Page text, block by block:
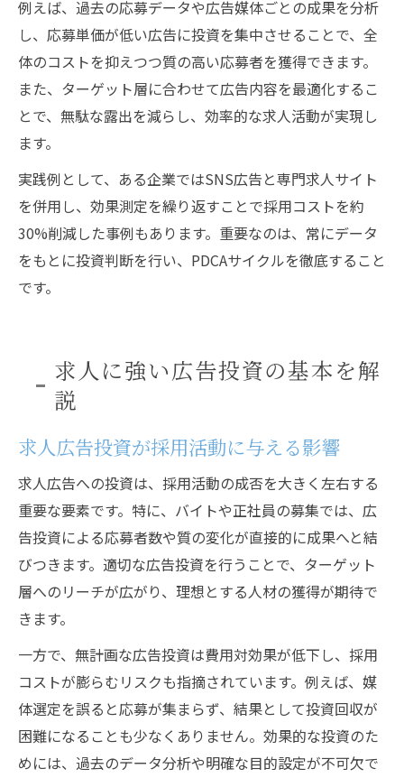
例えば、過去の応募データや広告媒体ごとの成果を分析
し、応募単価が低い広告に投資を集中させることで、全
体のコストを抑えつつ質の高い応募者を獲得できます。
また、ターゲット層に合わせて広告内容を最適化するこ
とで、無駄な露出を減らし、効率的な求人活動が実現し
ます。
実践例として、ある企業ではSNS広告と専門求人サイト
を併用し、効果測定を繰り返すことで採用コストを約
30%削減した事例もあります。重要なのは、常にデータ
をもとに投資判断を行い、PDCAサイクルを徹底すること
です。
求人に強い広告投資の基本を解
説
求人広告投資が採用活動に与える影響
求人広告への投資は、採用活動の成否を大きく左右する
重要な要素です。特に、バイトや正社員の募集では、広
告投資による応募者数や質の変化が直接的に成果へと結
びつきます。適切な広告投資を行うことで、ターゲット
層へのリーチが広がり、理想とする人材の獲得が期待で
きます。
一方で、無計画な広告投資は費用対効果が低下し、採用
コストが膨らむリスクも指摘されています。例えば、媒
体選定を誤ると応募が集まらず、結果として投資回収が
困難になることも少なくありません。効果的な投資のた
めには、過去のデータ分析や明確な目的設定が不可欠で